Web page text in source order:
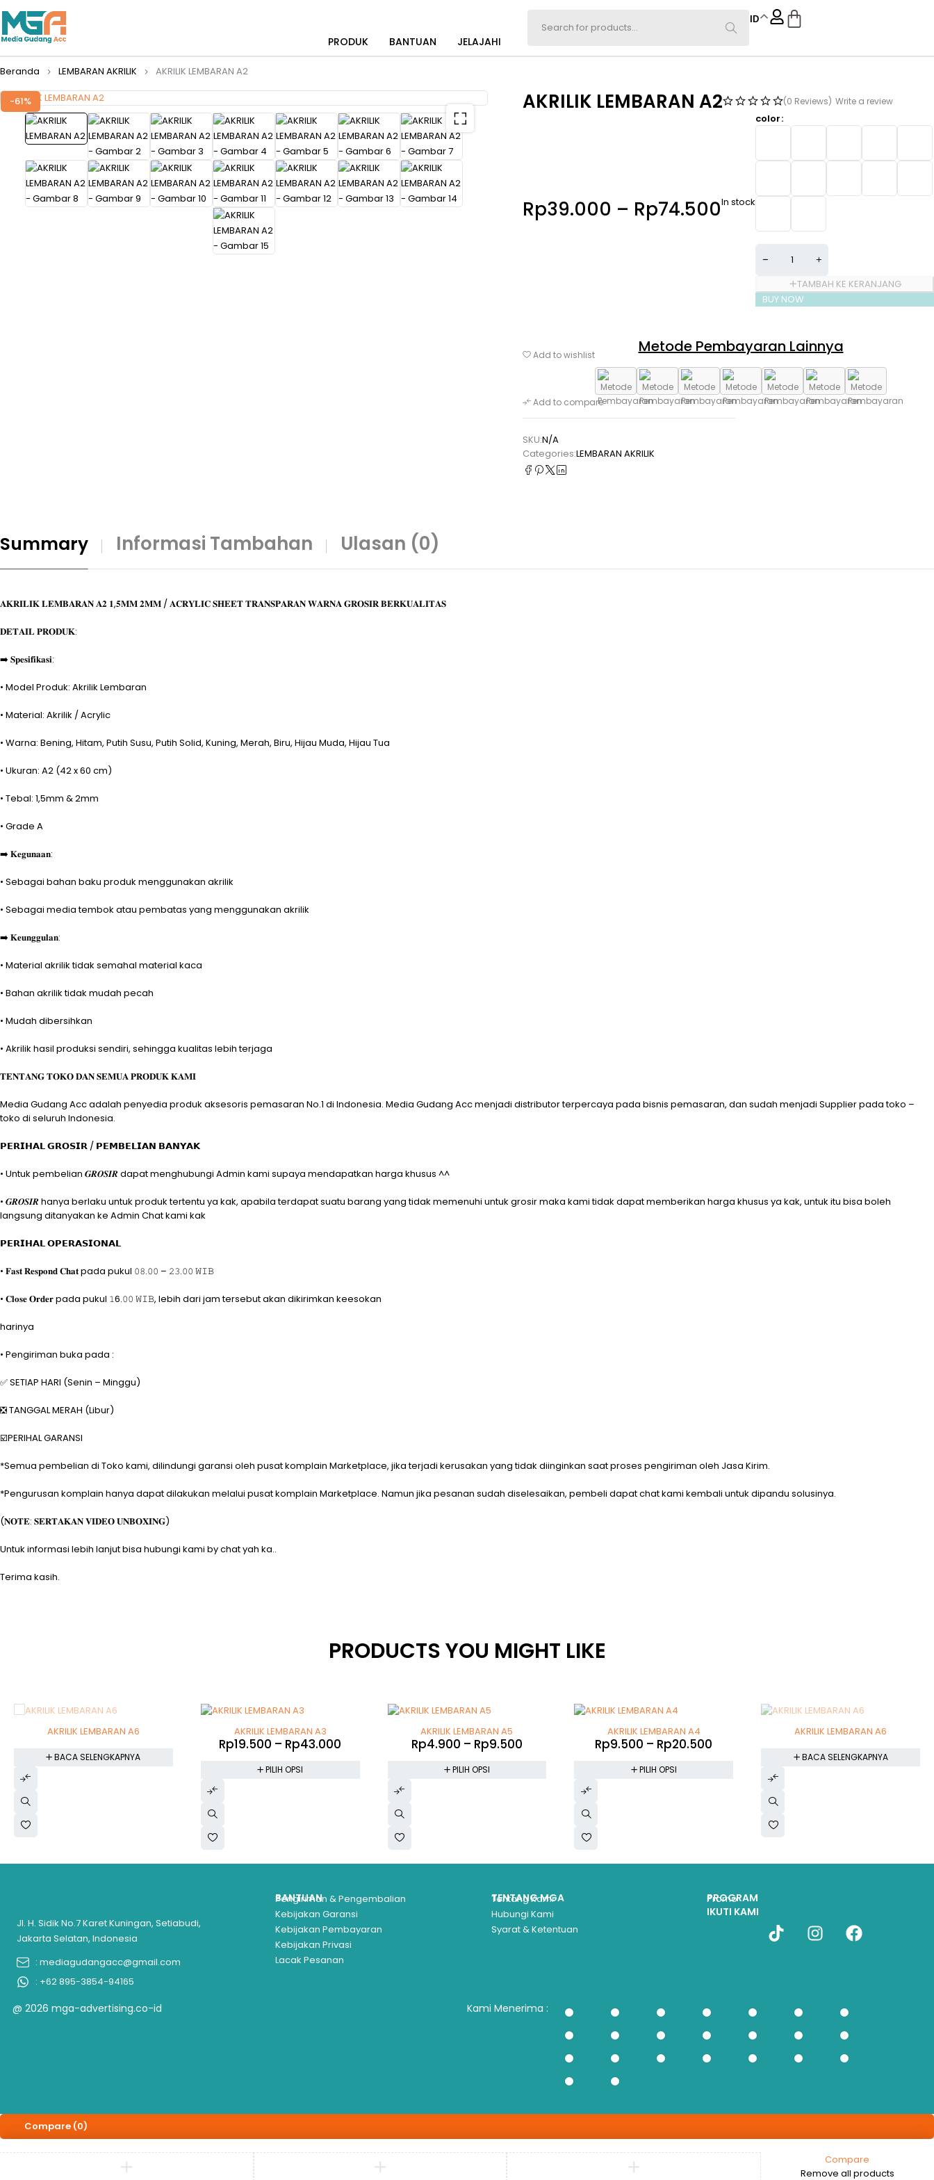
PRODUK BANTUAN JELAJAHI
ID
Beranda LEMBARAN AKRILIK AKRILIK LEMBARAN A2
-61% AKRILIK LEMBARAN A2 (0 Reviews) Write a review
Rp39.000 – Rp74.500In stock
color
TAMBAH KE KERANJANG
BUY NOW
Add to wishlist Metode Pembayaran Lainnya
Add to compare
SKU:N/A
Categories:LEMBARAN AKRILIK
Informasi Tambahan Ulasan (0)
𝐀𝐊𝐑𝐈𝐋𝐈𝐊 𝐋𝐄𝐌𝐁𝐀𝐑𝐀𝐍 𝐀𝟐 𝟏,𝟓𝐌𝐌 𝟐𝐌𝐌 / 𝐀𝐂𝐑𝐘𝐋𝐈𝐂 𝐒𝐇𝐄𝐄𝐓 𝐓𝐑𝐀𝐍𝐒𝐏𝐀𝐑𝐀𝐍 𝐖𝐀𝐑𝐍𝐀 𝐆𝐑𝐎𝐒𝐈𝐑 𝐁𝐄𝐑𝐊𝐔𝐀𝐋𝐈𝐓𝐀𝐒
𝐃𝐄𝐓𝐀𝐈𝐋 𝐏𝐑𝐎𝐃𝐔𝐊:
➡️ 𝐒𝐩𝐞𝐬𝐢𝐟𝐢𝐤𝐚𝐬𝐢:
• Model Produk: Akrilik Lembaran
• Material: Akrilik / Acrylic
• Warna: Bening, Hitam, Putih Susu, Putih Solid, Kuning, Merah, Biru, Hijau Muda, Hijau Tua
• Ukuran: A2 (42 x 60 cm)
• Tebal: 1,5mm & 2mm
• Grade A
➡️ 𝐊𝐞𝐠𝐮𝐧𝐚𝐚𝐧:
• Sebagai bahan baku produk menggunakan akrilik
• Sebagai media tembok atau pembatas yang menggunakan akrilik
➡️ 𝐊𝐞𝐮𝐧𝐠𝐠𝐮𝐥𝐚𝐧:
• Material akrilik tidak semahal material kaca
• Bahan akrilik tidak mudah pecah
• Mudah dibersihkan
• Akrilik hasil produksi sendiri, sehingga kualitas lebih terjaga
𝐓𝐄𝐍𝐓𝐀𝐍𝐆 𝐓𝐎𝐊𝐎 𝐃𝐀𝐍 𝐒𝐄𝐌𝐔𝐀 𝐏𝐑𝐎𝐃𝐔𝐊 𝐊𝐀𝐌𝐈
Media Gudang Acc adalah penyedia produk aksesoris pemasaran No.1 di Indonesia. Media Gudang Acc menjadi distributor terpercaya pada bisnis pemasaran, dan sudah menjadi Supplier pada toko –
toko di seluruh Indonesia.
𝗣𝗘𝗥𝗜𝗛𝗔𝗟 𝗚𝗥𝗢𝗦𝗜𝗥 / 𝗣𝗘𝗠𝗕𝗘𝗟𝗜𝗔𝗡 𝗕𝗔𝗡𝗬𝗔𝗞
• Untuk pembelian 𝑮𝑹𝑶𝑺𝑰𝑹 dapat menghubungi Admin kami supaya mendapatkan harga khusus ^^
• 𝑮𝑹𝑶𝑺𝑰𝑹 hanya berlaku untuk produk tertentu ya kak, apabila terdapat suatu barang yang tidak memenuhi untuk grosir maka kami tidak dapat memberikan harga khusus ya kak, untuk itu bisa boleh
langsung ditanyakan ke Admin Chat kami kak
𝗣𝗘𝗥𝗜𝗛𝗔𝗟 𝗢𝗣𝗘𝗥𝗔𝗦𝗜𝗢𝗡𝗔𝗟
• 𝐅𝐚𝐬𝐭 𝐑𝐞𝐬𝐩𝐨𝐧𝐝 𝐂𝐡𝐚𝐭 pada pukul 𝟶𝟾.𝟶𝟶 – 𝟸𝟹.𝟶𝟶 𝚆𝙸𝙱
• 𝐂𝐥𝐨𝐬𝐞 𝐎𝐫𝐝𝐞𝐫 pada pukul 𝟷6.𝟶𝟶 𝚆𝙸𝙱, lebih dari jam tersebut akan dikirimkan keesokan
harinya
• Pengiriman buka pada :
✅ SETIAP HARI (Senin – Minggu)
❎ TANGGAL MERAH (Libur)
☑️PERIHAL GARANSI
*Semua pembelian di Toko kami, dilindungi garansi oleh pusat komplain Marketplace, jika terjadi kerusakan yang tidak diinginkan saat proses pengiriman oleh Jasa Kirim.
*Pengurusan komplain hanya dapat dilakukan melalui pusat komplain Marketplace. Namun jika pesanan sudah diselesaikan, pembeli dapat chat kami kembali untuk dipandu solusinya.
(𝐍𝐎𝐓𝐄: 𝐒𝐄𝐑𝐓𝐀𝐊𝐀𝐍 𝐕𝐈𝐃𝐄𝐎 𝐔𝐍𝐁𝐎𝐗𝐈𝐍𝐆)
Untuk informasi lebih lanjut bisa hubungi kami by chat yah ka..
Terima kasih.
SOLD OUTAKRILIK LEMBARAN A6
BACA SELENGKAPNYA
AKRILIK LEMBARAN A3
Rp19.500 – Rp43.000
PILIH OPSI
AKRILIK LEMBARAN A5
Rp4.900 – Rp9.500
PILIH OPSI
AKRILIK LEMBARAN A4
Rp9.500 – Rp20.500
PILIH OPSI
SOLD OUTAKRILIK LEMBARAN A6
BACA SELENGKAPNYA
Jl. H. Sidik No.7 Karet Kuningan, Setiabudi,
Jakarta Selatan, Indonesia
: mediagudangacc@gmail.com
: +62 895-3854-94165
BANTUAN
Pengiriman & Pengembalian
Kebijakan Garansi
Kebijakan Pembayaran
Kebijakan Privasi
Lacak Pesanan
TENTANG MGA
Tentang Kami
Hubungi Kami
Syarat & Ketentuan
PROGRAM
Promo
IKUTI KAMI
Kami Menerima :
@ 2026 mga-advertising.co-id
Compare (0)
Compare
Remove all products